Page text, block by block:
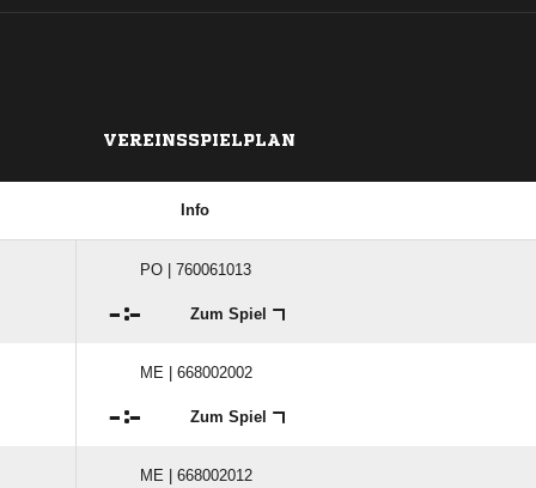
VEREINSSPIELPLAN
Info
PO | 760061013
: Zum Spiel
ME | 668002002
: Zum Spiel
ME | 668002012